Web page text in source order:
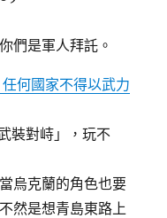
們是軍人拜託。
何國家不得以武力
裝對峙」，玩不
烏克蘭的角色也要
然是想青島東路上